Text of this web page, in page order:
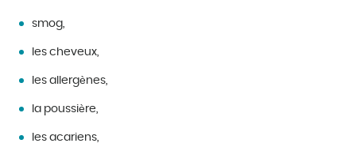
smog,
les cheveux,
les allergènes,
la poussière,
les acariens,